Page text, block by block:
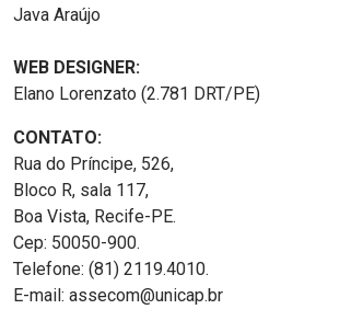
Java Araújo
WEB DESIGNER:
Elano Lorenzato (2.781 DRT/PE)
CONTATO:
Rua do Príncipe, 526,
Bloco R, sala 117,
Boa Vista, Recife-PE.
Cep: 50050-900.
Telefone: (81) 2119.4010.
E-mail: assecom@unicap.br